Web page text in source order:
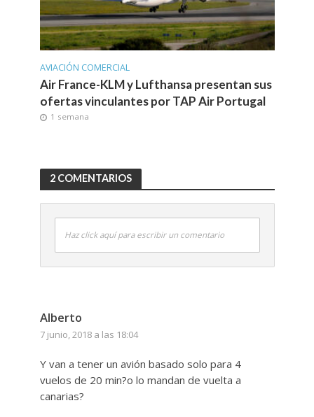
AVIACIÓN COMERCIAL
Air France-KLM y Lufthansa presentan sus
ofertas vinculantes por TAP Air Portugal
1 semana
2 COMENTARIOS
Haz click aquí para escribir un comentario
Alberto
7 junio, 2018 a las 18:04
Y van a tener un avión basado solo para 4
vuelos de 20 min?o lo mandan de vuelta a
canarias?